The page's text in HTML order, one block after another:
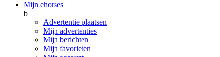
Mijn ehorses
b
Advertentie plaatsen
Mijn advertenties
Mijn berichten
Mijn favorieten